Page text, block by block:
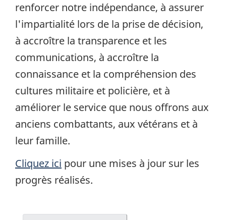
renforcer notre indépendance, à assurer
l'impartialité lors de la prise de décision,
à accroître la transparence et les
communications, à accroître la
connaissance et la compréhension des
cultures militaire et policière, et à
améliorer le service que nous offrons aux
anciens combattants, aux vétérans et à
leur famille.
Cliquez ici pour une mises à jour sur les
progrès réalisés.